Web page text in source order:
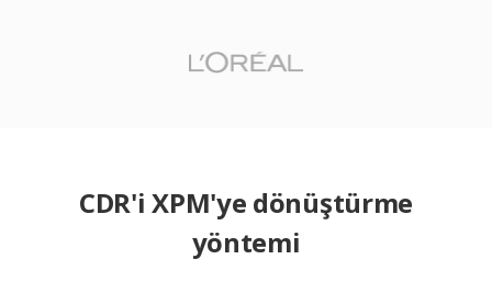
CDR'i XPM'ye dönüştürme
yöntemi